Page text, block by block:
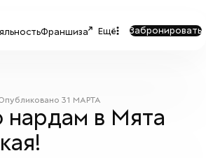
Франшиза Ещё Забронировать
31 МАРТА
нардам в Мята